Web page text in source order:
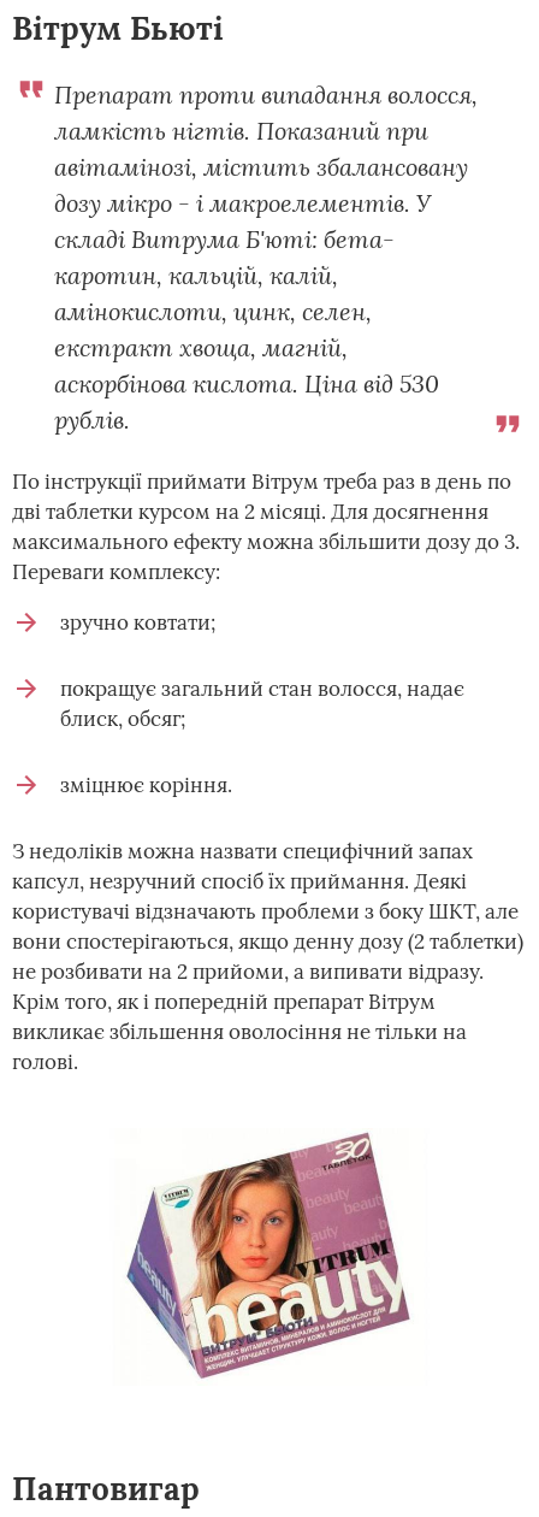
Вітрум Бьюті
Препарат проти випадання волосся,
ламкість нігтів. Показаний при
авітамінозі, містить збалансовану
дозу мікро - і макроелементів. У
складі Витрума Б'юті: бета-
каротин, кальцій, калій,
амінокислоти, цинк, селен,
екстракт хвоща, магній,
аскорбінова кислота. Ціна від 530
рублів.
По інструкції приймати Вітрум треба раз в день по
дві таблетки курсом на 2 місяці. Для досягнення
максимального ефекту можна збільшити дозу до 3.
Переваги комплексу:
зручно ковтати;
покращує загальний стан волосся, надає
блиск, обсяг;
зміцнює коріння.
З недоліків можна назвати специфічний запах
капсул, незручний спосіб їх приймання. Деякі
користувачі відзначають проблеми з боку ШКТ, але
вони спостерігаються, якщо денну дозу (2 таблетки)
не розбивати на 2 прийоми, а випивати відразу.
Крім того, як і попередній препарат Вітрум
викликає збільшення оволосіння не тільки на
голові.
Пантовигар